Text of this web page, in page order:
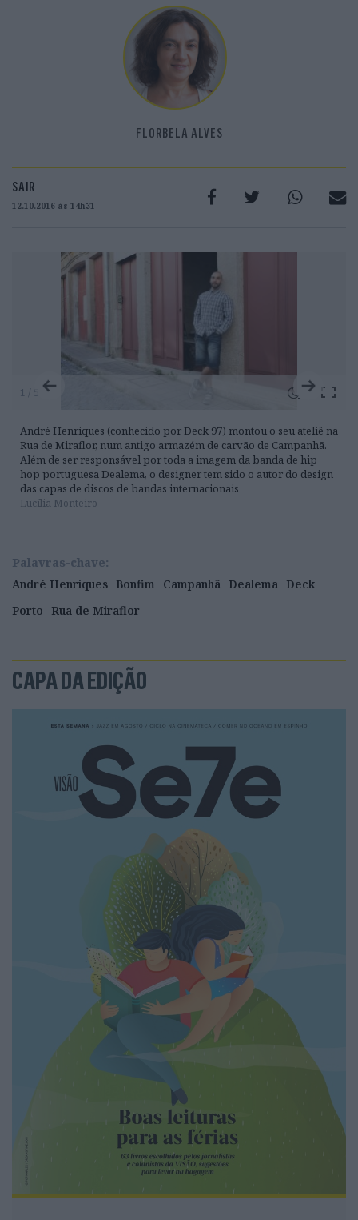
FLORBELA ALVES
SAIR
12.10.2016 às 14h31
1 / 5
André Henriques (conhecido por Deck 97) montou o seu ateliê na
Rua de Miraflor, num antigo armazém de carvão de Campanhã.
Além de ser responsável por toda a imagem da banda de hip
hop portuguesa Dealema, o designer tem sido o autor do design
das capas de discos de bandas internacionais
Lucília Monteiro
Palavras-chave:
André Henriques Bonfim Campanhã Dealema Deck
Porto
Rua de Miraflor
CAPA DA EDIÇÃO